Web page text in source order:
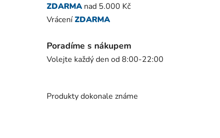
ZDARMA nad 5.000 Kč
VráceníZDARMA
Poradíme s nákupem
Volejte každý den od 8:00-22:00
Produkty dokonale známe